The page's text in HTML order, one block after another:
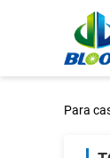
Para